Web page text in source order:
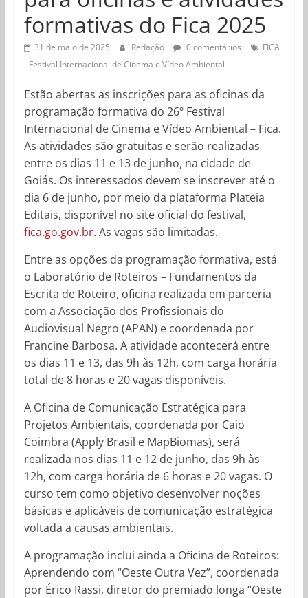
formativas do Fica 2025
31 de maio de 2025 Redação 0 comentários
FICA
- Festival Internacional de Cinema e Vídeo Ambiental
Estão abertas as inscrições para as oficinas da
programação formativa do 26º Festival
Internacional de Cinema e Vídeo Ambiental – Fica.
As atividades são gratuitas e serão realizadas
entre os dias 11 e 13 de junho, na cidade de
Goiás. Os interessados devem se inscrever até o
dia 6 de junho, por meio da plataforma Plateia
Editais, disponível no site oficial do festival,
fica.go.gov.br. As vagas são limitadas.
Entre as opções da programação formativa, está
o Laboratório de Roteiros – Fundamentos da
Escrita de Roteiro, oficina realizada em parceria
com a Associação dos Profissionais do
Audiovisual Negro (APAN) e coordenada por
Francine Barbosa. A atividade acontecerá entre
os dias 11 e 13, das 9h às 12h, com carga horária
total de 8 horas e 20 vagas disponíveis.
A Oficina de Comunicação Estratégica para
Projetos Ambientais, coordenada por Caio
Coimbra (Apply Brasil e MapBiomas), será
realizada nos dias 11 e 12 de junho, das 9h às
12h, com carga horária de 6 horas e 20 vagas. O
curso tem como objetivo desenvolver noções
básicas e aplicáveis de comunicação estratégica
voltada a causas ambientais.
A programação inclui ainda a Oficina de Roteiros:
Aprendendo com “Oeste Outra Vez”, coordenada
por Érico Rassi, diretor do premiado longa “Oeste